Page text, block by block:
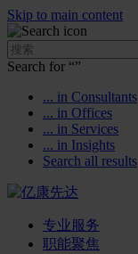
Skip to main content
Search for “”
... in Consultants
... in Offices
... in Services
... in Insights
Search all results
专业服务
职能聚焦